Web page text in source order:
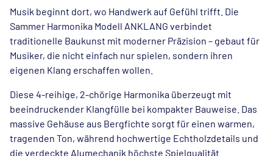
Musik beginnt dort, wo Handwerk auf Gefühl trifft. Die
Sammer Harmonika Modell ANKLANG verbindet
traditionelle Baukunst mit moderner Präzision – gebaut für
Musiker, die nicht einfach nur spielen, sondern ihren
eigenen Klang erschaffen wollen.
Diese 4-reihige, 2-chörige Harmonika überzeugt mit
beeindruckender Klangfülle bei kompakter Bauweise. Das
massive Gehäuse aus Bergfichte sorgt für einen warmen,
tragenden Ton, während hochwertige Echtholzdetails und
die verdeckte Alumechanik höchste Spielqualität